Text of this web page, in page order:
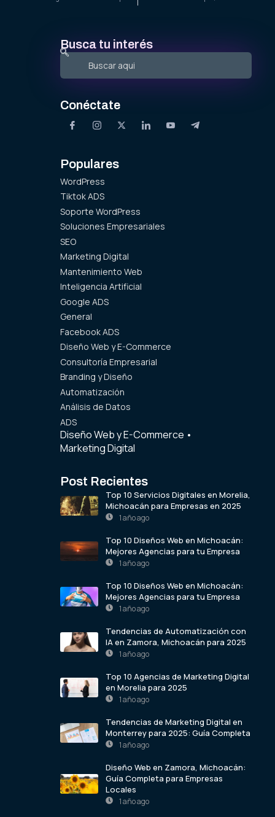
Busca tu interés
Conéctate
Populares
WordPress
Tiktok ADS
Soporte WordPress
Soluciones Empresariales
SEO
Marketing Digital
Mantenimiento Web
Inteligencia Artificial
Google ADS
General
Facebook ADS
Diseño Web y E-Commerce
Consultoría Empresarial
Branding y Diseño
Automatización
Análisis de Datos
ADS
Diseño Web y E-Commerce •
Marketing Digital
Post Recientes
Top 10 Servicios Digitales en Morelia,
Michoacán para Empresas en 2025
1 año ago
Top 10 Diseños Web en Michoacán:
Mejores Agencias para tu Empresa
1 año ago
Top 10 Diseños Web en Michoacán:
Mejores Agencias para tu Empresa
1 año ago
Tendencias de Automatización con
IA en Zamora, Michoacán para 2025
1 año ago
Top 10 Agencias de Marketing Digital
en Morelia para 2025
1 año ago
Tendencias de Marketing Digital en
Monterrey para 2025: Guía Completa
1 año ago
Diseño Web en Zamora, Michoacán:
Guía Completa para Empresas
Locales
1 año ago